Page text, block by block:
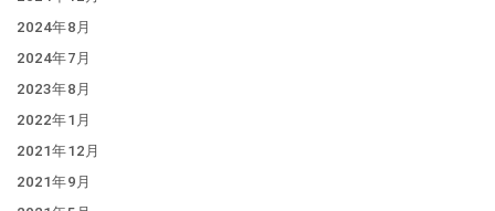
2024年8月
2024年7月
2023年8月
2022年1月
2021年12月
2021年9月